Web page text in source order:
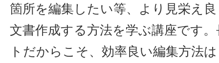
箇所を編集したい等、より見栄え
文書作成する方法を学ぶ講座です
トだからこそ、効率良い編集方法